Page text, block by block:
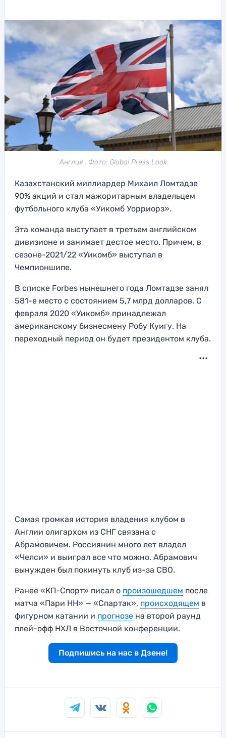
Англия . Фото: Global Press Look
Казахстанский миллиардер Михаил Ломтадзе
90% акций и стал мажоритарным владельцем
футбольного клуба «Уикомб Уорриорз».
Эта команда выступает в третьем английском
дивизионе и занимает дестое место. Причем, в
сезоне-2021/22 «Уикомб» выступал в
Чемпионшипе.
В списке Forbes нынешнего года Ломтадзе занял
581-е место с состоянием 5,7 млрд долларов. С
февраля 2020 «Уикомб» принадлежал
американскому бизнесмену Робу Куигу. На
переходный период он будет президентом клуба.
Самая громкая история владения клубом в
Англии олигархом из СНГ связана с
Абрамовичем. Россиянин много лет владел
«Челси» и выиграл все что можно. Абрамович
вынужден был покинуть клуб из-за СВО.
Ранее «КП-Спорт» писал о произошедшем после
матча «Пари НН» — «Спартак», происходящем в
фигурном катании и прогнозе на второй раунд
плей-офф НХЛ в Восточной конференции.
Подпишись на нас в Дзене!